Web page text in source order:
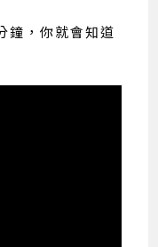
鐘，你就會知道